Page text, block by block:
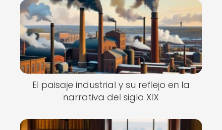
El paisaje industrial y su reflejo en la
narrativa del siglo XIX